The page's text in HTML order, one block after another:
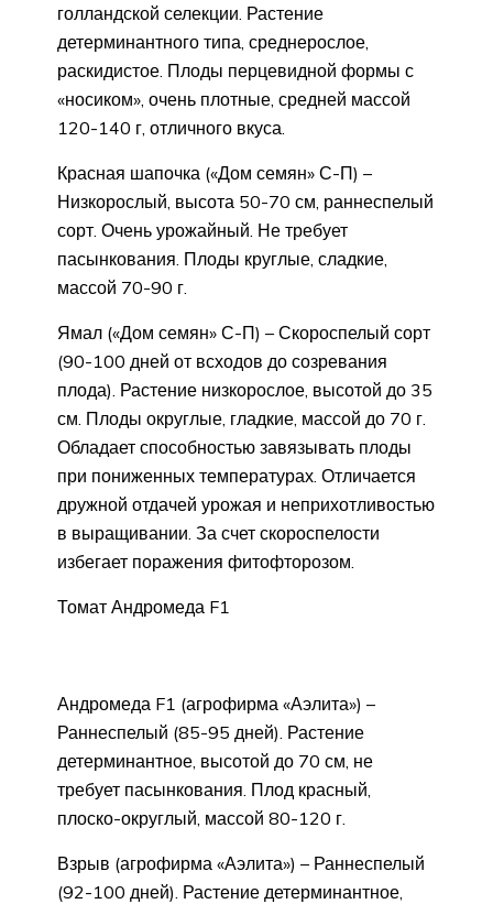
голландской селекции. Растение
детерминантного типа, среднерослое,
раскидистое. Плоды перцевидной формы с
«носиком», очень плотные, средней массой
120-140 г, отличного вкуса.
Красная шапочка («Дом семян» С-П) –
Низкорослый, высота 50-70 см, раннеспелый
сорт. Очень урожайный. Не требует
пасынкования. Плоды круглые, сладкие,
массой 70-90 г.
Ямал («Дом семян» С-П) – Скороспелый сорт
(90-100 дней от всходов до созревания
плода). Растение низкорослое, высотой до 35
см. Плоды округлые, гладкие, массой до 70 г.
Обладает способностью завязывать плоды
при пониженных температурах. Отличается
дружной отдачей урожая и неприхотливостью
в выращивании. За счет скороспелости
избегает поражения фитофторозом.
Томат Андромеда F1
Андромеда F1 (агрофирма «Аэлита») –
Раннеспелый (85-95 дней). Растение
детерминантное, высотой до 70 см, не
требует пасынкования. Плод красный,
плоско-округлый, массой 80-120 г.
Взрыв (агрофирма «Аэлита») – Раннеспелый
(92-100 дней). Растение детерминантное,